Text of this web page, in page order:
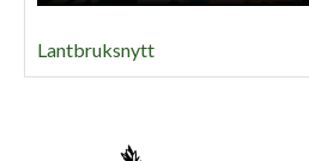
Lantbruksnytt